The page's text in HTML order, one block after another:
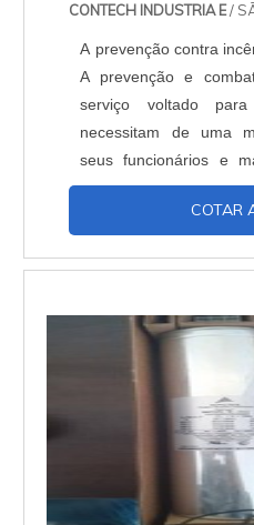
CONTECH INDUSTRIA E/
A prevenção contra
A prevenção e
serviço voltado
necessitam de uma
seus funcionários e
tipo de serviço os
precaver de uma
pode trazer.
Bom custo x benefíci...
COTAR